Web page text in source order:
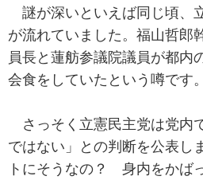
謎が深いといえば同じ頃、
が流れていました。福山哲郎
員長と蓮舫参議院議員が都内
会食をしていたという噂です。
さっそく立憲民主党は党内
ではない」との判断を公表
トにそうなの？ 身内をかば